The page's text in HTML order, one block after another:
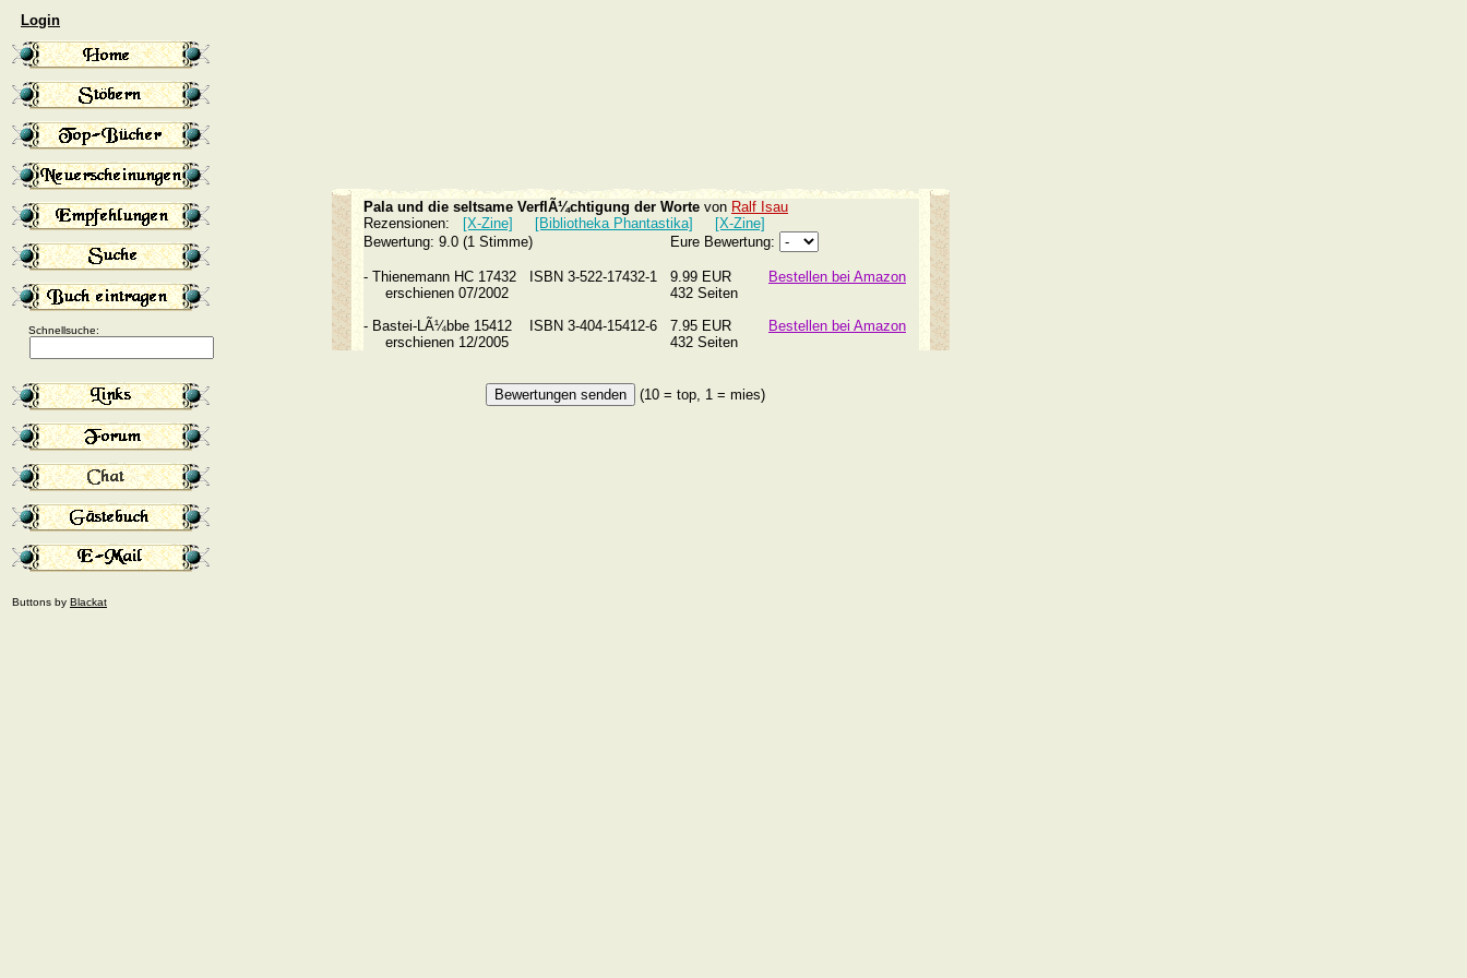
Login
Schnellsuche:
Buttons by Blackat
Pala und die seltsame VerflÃ¼chtigung der Worte von Ralf Isau
Rezensionen:
[X-Zine] [Bibliotheka Phantastika]
[X-Zine]
Bewertung: 9.0 (1 Stimme)
Eure Bewertung:
- Thienemann HC 17432 ISBN 3-522-17432-1 9.99 EUR
Bestellen bei Amazon
erschienen 07/2002
432 Seiten
- Bastei-LÃ¼bbe 15412 ISBN 3-404-15412-6 7.95 EUR
Bestellen bei Amazon
erschienen 12/2005
432 Seiten
(10 = top, 1 = mies)